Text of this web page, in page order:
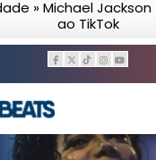
»Michael
ao TikTok